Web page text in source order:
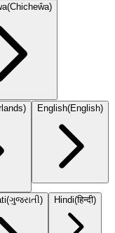
(Chicheŵa)
) English(English)
(ગુજરાતી) Hindi(हिन्दी)